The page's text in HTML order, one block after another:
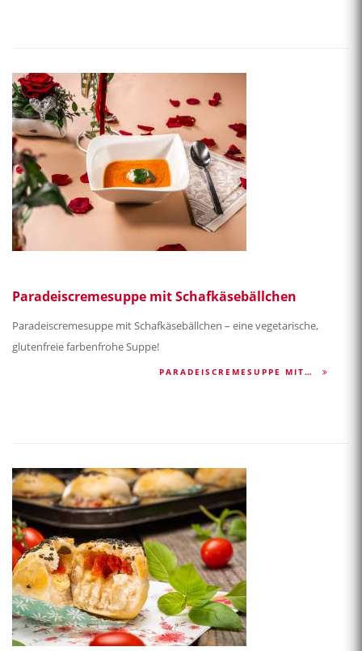
Paradeiscremesuppe mit Schafkäsebällchen
Paradeiscremesuppe mit Schafkäsebällchen – eine vegetarische,
glutenfreie farbenfrohe Suppe!
PARADEISCREMESUPPE MIT…